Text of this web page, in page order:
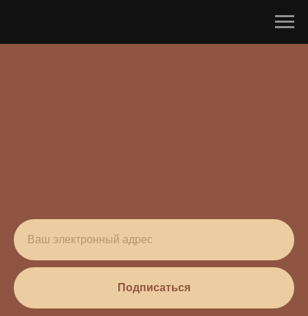
Подписаться